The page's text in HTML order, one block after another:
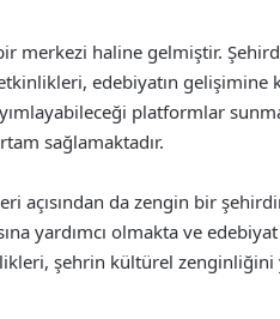
merkezi haline gelmiştir.
edebiyatın gelişimine
platformlar
sağlamaktadır.
açısından da zengin bir
yardımcı olmakta ve edebiyat
şehrin kültürel zenginliğini